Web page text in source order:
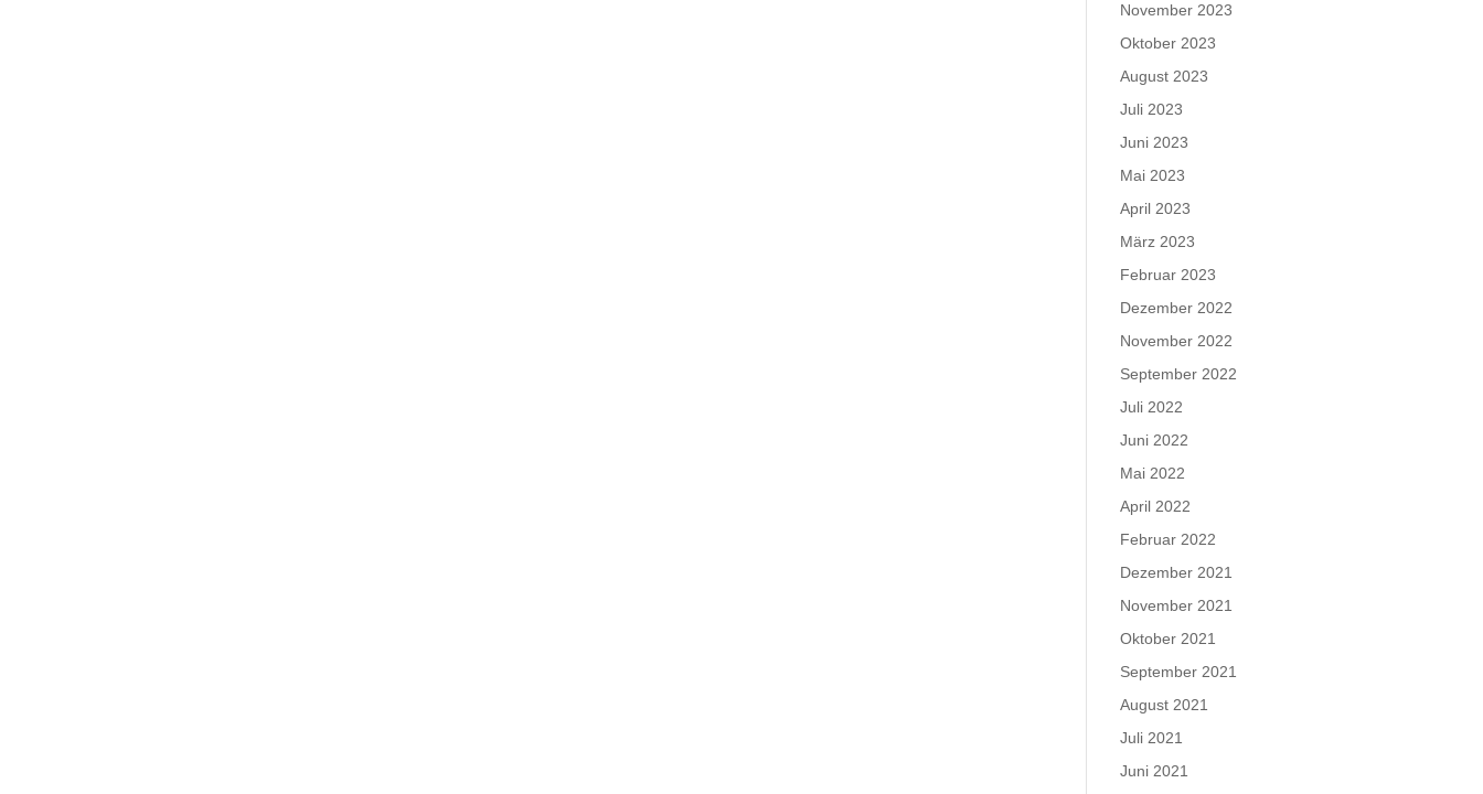
November 2023
Oktober 2023
August 2023
Juli 2023
Juni 2023
Mai 2023
April 2023
März 2023
Februar 2023
Dezember 2022
November 2022
September 2022
Juli 2022
Juni 2022
Mai 2022
April 2022
Februar 2022
Dezember 2021
November 2021
Oktober 2021
September 2021
August 2021
Juli 2021
Juni 2021